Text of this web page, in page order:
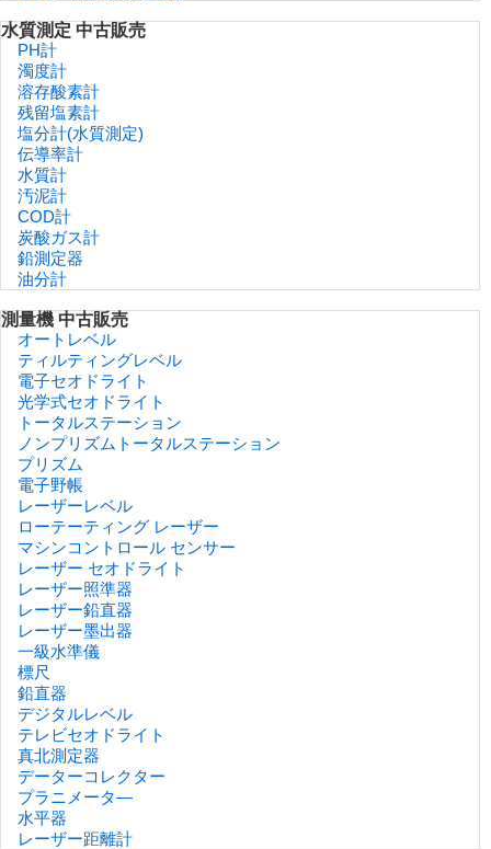
水質測定 中古販売
PH計
濁度計
溶存酸素計
残留塩素計
塩分計(水質測定)
伝導率計
水質計
汚泥計
COD計
炭酸ガス計
鉛測定器
油分計
測量機 中古販売
オートレベル
ティルティングレベル
電子セオドライト
光学式セオドライト
トータルステーション
ノンプリズムトータルステーション
プリズム
電子野帳
レーザーレベル
ローテーティング レーザー
マシンコントロール センサー
レーザー セオドライト
レーザー照準器
レーザー鉛直器
レーザー墨出器
一級水準儀
標尺
鉛直器
デジタルレベル
テレビセオドライト
真北測定器
データーコレクター
プラニメータ―
水平器
レーザー距離計